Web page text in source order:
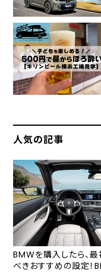
人気の記事
BMWを購入したら、
べきおすすめの設定！